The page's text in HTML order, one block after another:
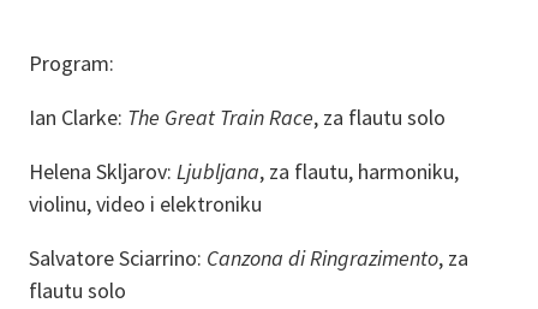
Program:
Ian Clarke: The Great Train Race, za flautu solo
Helena Skljarov: Ljubljana, za flautu, harmoniku,
violinu, video i elektroniku
Salvatore Sciarrino: Canzona di Ringrazimento, za
flautu solo